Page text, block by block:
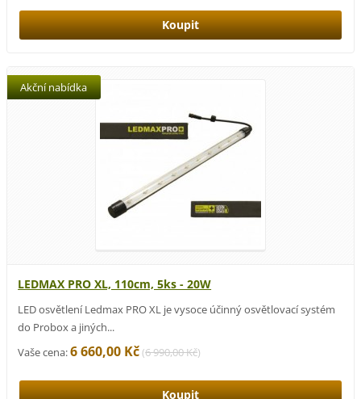
LEDMAX PRO XL, 110cm, 5ks - 20W
Akční nabídka
LED osvětlení Ledmax PRO XL je vysoce účinný osvětlovací systém
do Probox a jiných...
Vaše cena:6 660,00 Kč(6 990,00 Kč)